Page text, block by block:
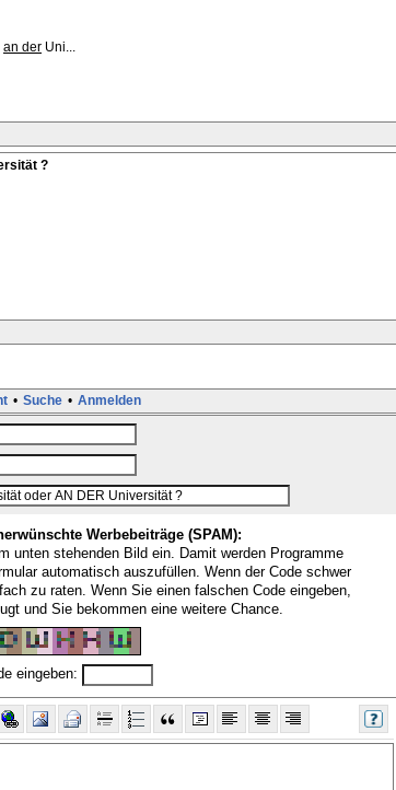
an der Uni...
?
• Suche • Anmelden
Werbebeiträge (SPAM):
unten stehenden Bild ein. Damit werden Programme
automatisch auszufüllen. Wenn der Code schwer
zu raten. Wenn Sie einen falschen Code eingeben,
und Sie bekommen eine weitere Chance.
eingeben: